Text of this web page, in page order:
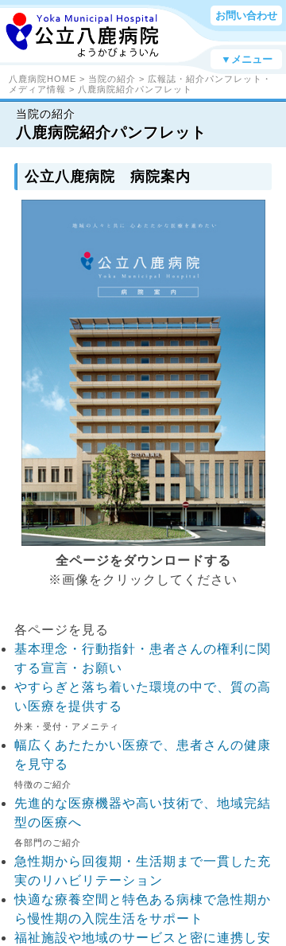
お問い合わせ
▼メニュー
八鹿病院HOME > 当院の紹介 > 広報誌・紹介パンフレット・
メディア情報 > 八鹿病院紹介パンフレット
当院の紹介
八鹿病院紹介パンフレット
公立八鹿病院 病院案内
全ページをダウンロードする
※画像をクリックしてください
各ページを見る
基本理念・行動指針・患者さんの権利に関
する宣言・お願い
やすらぎと落ち着いた環境の中で、質の高
い医療を提供する
外来・受付・アメニティ
幅広くあたたかい医療で、患者さんの健康
を見守る
特徴のご紹介
先進的な医療機器や高い技術で、地域完結
型の医療へ
各部門のご紹介
急性期から回復期・生活期まで一貫した充
実のリハビリテーション
快適な療養空間と特色ある病棟で急性期か
ら慢性期の入院生活をサポート
福祉施設や地域のサービスと密に連携し安